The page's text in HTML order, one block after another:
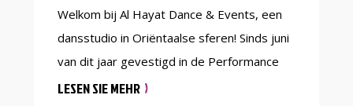
Welkom bij Al Hayat Dance & Events, een
dansstudio in Oriëntaalse sferen! Sinds juni
van dit jaar gevestigd in de Performance
Studio in gebouw Zuid en jaren actief als
LESEN SIE MEHR